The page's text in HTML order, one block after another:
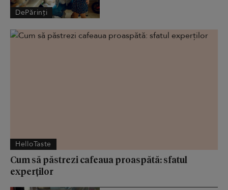
DePărinți
HelloTaste
Cum să păstrezi cafeaua proaspătă: sfatul
experților